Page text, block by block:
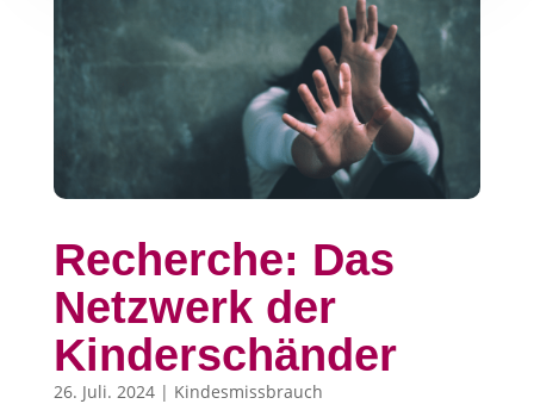
Recherche: Das
Netzwerk der
Kinderschänder
26. Juli. 2024| Kindesmissbrauch